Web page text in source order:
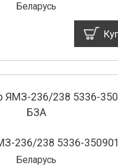
Беларусь
236/238 5336-
Беларусь